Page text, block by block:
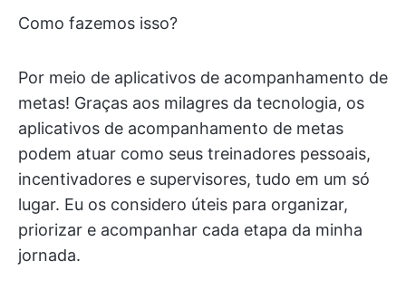
Como fazemos isso?
Por meio de aplicativos de acompanhamento de
metas! Graças aos milagres da tecnologia, os
aplicativos de acompanhamento de metas
podem atuar como seus treinadores pessoais,
incentivadores e supervisores, tudo em um só
lugar. Eu os considero úteis para organizar,
priorizar e acompanhar cada etapa da minha
jornada.